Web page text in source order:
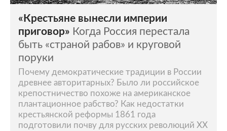
«Крестьяне вынесли империи
приговор» Когда Россия перестала
быть «страной рабов» и круговой
поруки
Почему демократические традиции в России
древнее авторитарных? Было ли российское
крепостничество похоже на американское
плантационное рабство? Как недостатки
крестьянской реформы 1861 года
подготовили почву для русских революций XX